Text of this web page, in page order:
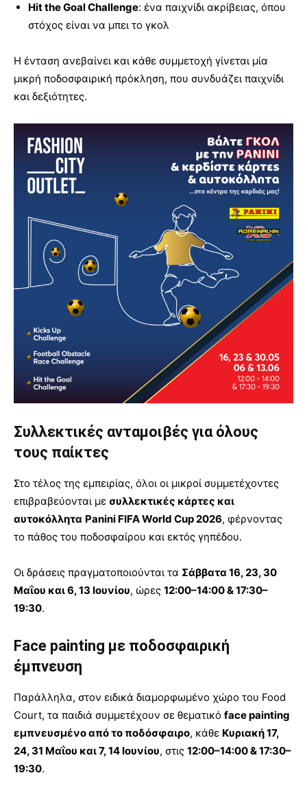
Hit the Goal Challenge: ένα παιχνίδι ακρίβειας, όπου
στόχος είναι να μπει το γκολ
Η ένταση ανεβαίνει και κάθε συμμετοχή γίνεται μία
μικρή ποδοσφαιρική πρόκληση, που συνδυάζει παιχνίδι
και δεξιότητες.
Συλλεκτικές ανταμοιβές για όλους
τους παίκτες
Στο τέλος της εμπειρίας, όλοι οι μικροί συμμετέχοντες
επιβραβεύονται με συλλεκτικές κάρτες και
αυτοκόλλητα Panini FIFA World Cup 2026, φέρνοντας
το πάθος του ποδοσφαίρου και εκτός γηπέδου.
Οι δράσεις πραγματοποιούνται τα Σάββατα 16, 23, 30
Μαΐου και 6, 13 Ιουνίου, ώρες 12:00–14:00 & 17:30–
19:30.
Face painting με ποδοσφαιρική
έμπνευση
Παράλληλα, στον ειδικά διαμορφωμένο χώρο του Food
Court, τα παιδιά συμμετέχουν σε θεματικό face painting
εμπνευσμένο από το ποδόσφαιρο, κάθε Κυριακή 17,
24, 31 Μαΐου και 7, 14 Ιουνίου, στις 12:00–14:00 & 17:30–
19:30.